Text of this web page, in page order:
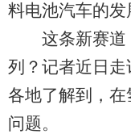
料电池汽车的发
这条新赛道
列？记者近日
各地了解到，
问题。